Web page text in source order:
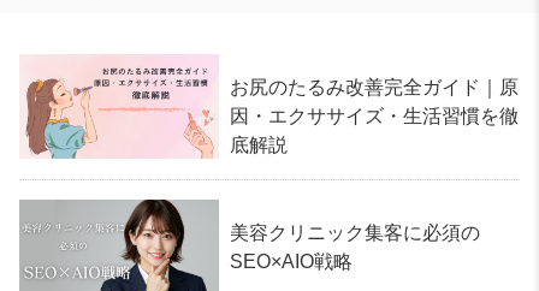
お尻のたるみ改善完全ガイド｜原
因・エクササイズ・生活習慣を徹
底解説
美容クリニック集客に必須の
SEO×AIO戦略